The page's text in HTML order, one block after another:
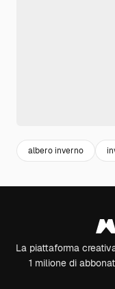
albero inverno
La piattaforma
1 milione di